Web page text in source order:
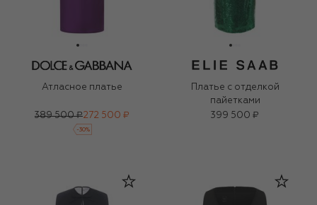
Атласное платье
389 500 ₽272 500 ₽
-30%
Платье с отделкой
пайетками
399 500 ₽